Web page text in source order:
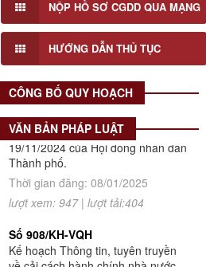
NỘP HỒ SƠ CGDD QUA MẠNG
HƯỚNG DẪN THỦ TỤC
CÔNG BỐ QUY HOẠCH
VĂN BẢN PHÁP LUẬT
Thời gian đăng: 03/06/2025
lượt xem: 620 | lượt tải:268
Số 27/UBND-ĐT
Triển khai thực hiện Nghị quyết số
34/2024/NQ-HĐND ngày
19/11/2024 của Hội đồng nhân dân
Thành phố.
Thời gian đăng: 08/01/2025
lượt xem: 947 | lượt tải:404
Số 908/KH-VQH
Kế hoạch Thông tin, tuyên truyền
về cải cách hành chính nhà nước
của Viện Quy hoạch xây dựng Hà
Nội giai đoạn 2026 - 2030